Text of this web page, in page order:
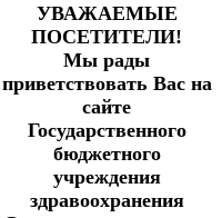
УВАЖАЕМЫЕ
ПОСЕТИТЕЛИ!
Мы рады
приветствовать Вас на
сайте
Государственного
бюджетного
учреждения
здравоохранения